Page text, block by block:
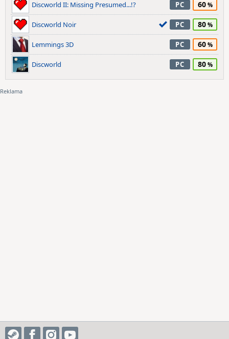
Discworld II: Missing Presumed...!? PC 60
Discworld Noir PC 80
Lemmings 3D PC 60
Discworld PC 80